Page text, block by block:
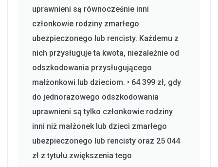
uprawnieni są równocześnie inni
członkowie rodziny zmarłego
ubezpieczonego lub rencisty. Każdemu z
nich przysługuje ta kwota, niezależnie od
odszkodowania przysługującego
małżonkowi lub dzieciom. • 64 399 zł, gdy
do jednorazowego odszkodowania
uprawnieni są tylko członkowie rodziny
inni niż małżonek lub dzieci zmarłego
ubezpieczonego lub rencisty oraz 25 044
zł z tytułu zwiększenia tego